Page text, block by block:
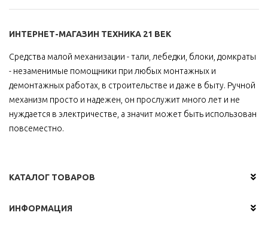
ИНТЕРНЕТ-МАГАЗИН ТЕХНИКА 21 ВЕК
Средства малой механизации - тали, лебедки, блоки, домкраты
- незаменимые помощники при любых монтажных и
демонтажных работах, в строительстве и даже в быту. Ручной
механизм просто и надежен, он прослужит много лет и не
нуждается в электричестве, а значит может быть использован
повсеместно.
КАТАЛОГ ТОВАРОВ
ИНФОРМАЦИЯ